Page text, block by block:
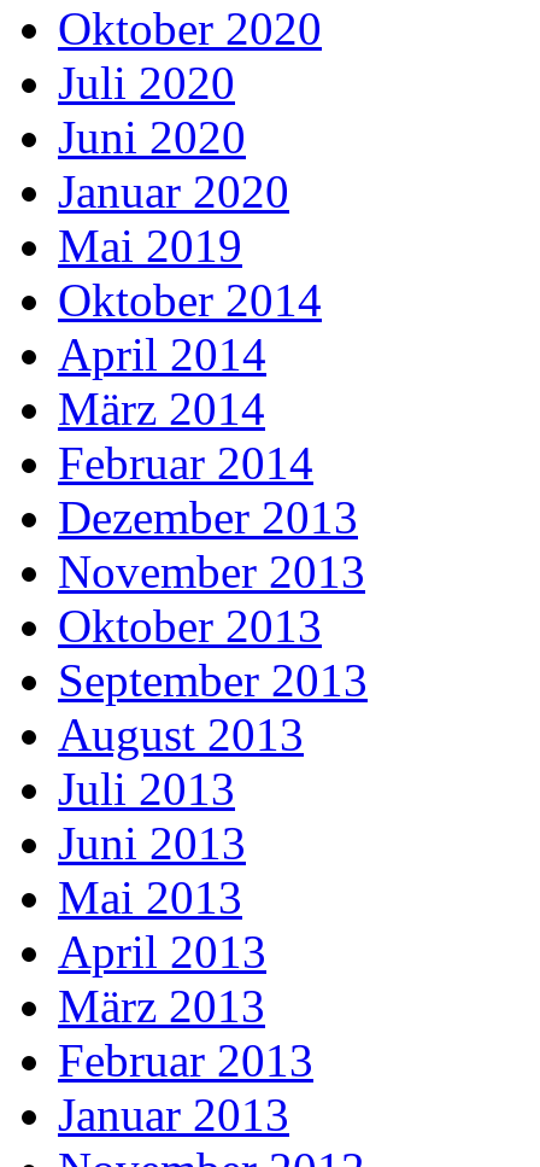
Oktober 2020
Juli 2020
Juni 2020
Januar 2020
Mai 2019
Oktober 2014
April 2014
März 2014
Februar 2014
Dezember 2013
November 2013
Oktober 2013
September 2013
August 2013
Juli 2013
Juni 2013
Mai 2013
April 2013
März 2013
Februar 2013
Januar 2013